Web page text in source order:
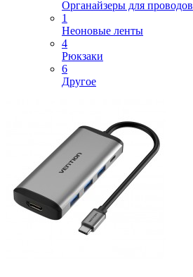
Органайзеры для проводов
1
Неоновые ленты
4
Рюкзаки
6
Другое